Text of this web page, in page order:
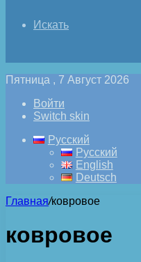
Искать
Пятница , 7 Август 2026
Войти
Switch skin
Русский
Русский
English
Deutsch
Главная/ковровое
ковровое